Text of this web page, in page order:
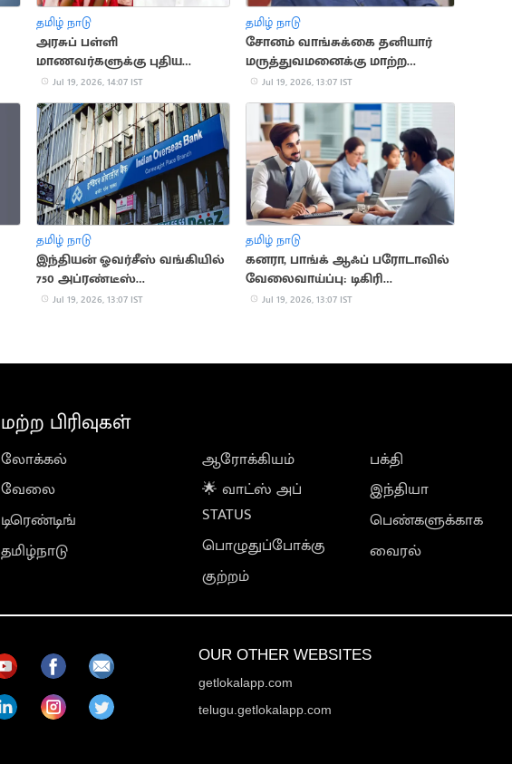
தமிழ் நாடு
அரசுப் பள்ளி
மாணவர்களுக்கு புதிய
சீருடை - அமைச்சர்
ராஜ்மோகன்
Jul 19, 2026, 14:07 IST
தமிழ் நாடு
சோனம் வாங்சுக்கை தனியார்
மருத்துவமனைக்கு மாற்ற
டெல்லி உயர்நீதிமன்றம் மறுப்பு
Jul 19, 2026, 13:07 IST
தமிழ் நாடு
இந்தியன் ஓவர்சீஸ் வங்கியில்
750 அப்ரண்டீஸ்
பணியிடங்கள்
Jul 19, 2026, 13:07 IST
தமிழ் நாடு
கனரா, பாங்க் ஆஃப் பரோடாவில்
வேலைவாய்ப்பு: டிகிரி
முடித்தவர்கள்
Jul 19, 2026, 13:07 IST
மற்ற பிரிவுகள்
லோக்கல்
வேலை
டிரெண்டிங்
தமிழ்நாடு
ஆரோக்கியம்
🌟 வாட்ஸ் அப்
STATUS
பொழுதுப்போக்கு
குற்றம்
பக்தி
இந்தியா
பெண்களுக்காக
வைரல்
OUR OTHER WEBSITES
getlokalapp.com
telugu.getlokalapp.com